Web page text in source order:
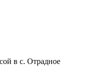
в с. Отрадное